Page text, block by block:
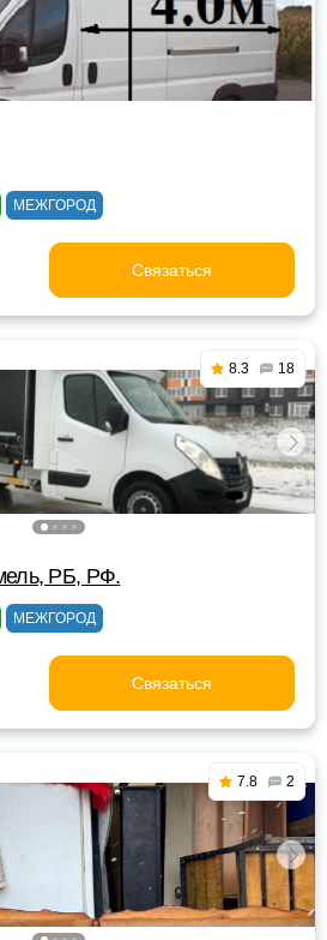
МЕЖГОРОД
Связаться
8.3 18
РБ, РФ.
МЕЖГОРОД
Связаться
7.8 2